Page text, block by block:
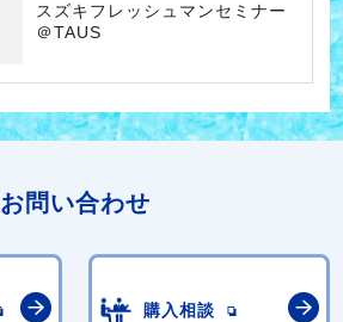
スズキフレッシュマンセミナー
＠TAUS
お問い合わせ
購入相談